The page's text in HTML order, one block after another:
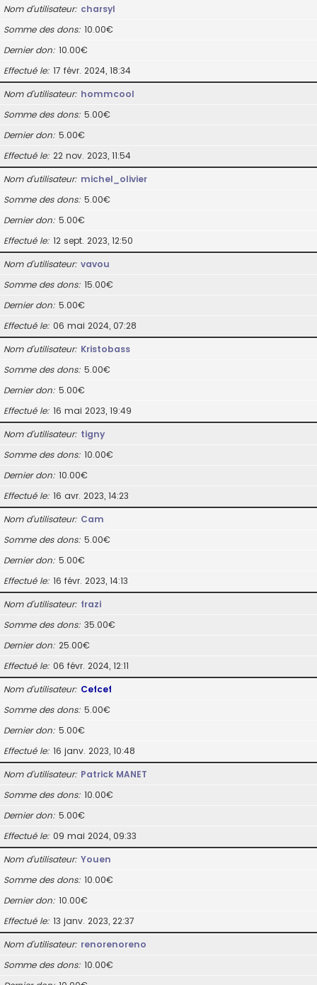
Nom d’utilisateur charsyl
Somme des dons 10.00€
Dernier don 10.00€
Effectué le 17 févr. 2024, 18:34
Nom d’utilisateur hommcool
Somme des dons 5.00€
Dernier don 5.00€
Effectué le 22 nov. 2023, 11:54
Nom d’utilisateur michel_olivier
Somme des dons 5.00€
Dernier don 5.00€
Effectué le 12 sept. 2023, 12:50
Nom d’utilisateur vavou
Somme des dons 15.00€
Dernier don 5.00€
Effectué le 06 mai 2024, 07:28
Nom d’utilisateur Kristobass
Somme des dons 5.00€
Dernier don 5.00€
Effectué le 16 mai 2023, 19:49
Nom d’utilisateur tigny
Somme des dons 10.00€
Dernier don 10.00€
Effectué le 16 avr. 2023, 14:23
Nom d’utilisateur Cam
Somme des dons 5.00€
Dernier don 5.00€
Effectué le 16 févr. 2023, 14:13
Nom d’utilisateur frazi
Somme des dons 35.00€
Dernier don 25.00€
Effectué le 06 févr. 2024, 12:11
Nom d’utilisateur Cefcef
Somme des dons 5.00€
Dernier don 5.00€
Effectué le 16 janv. 2023, 10:48
Nom d’utilisateur Patrick MANET
Somme des dons 10.00€
Dernier don 5.00€
Effectué le 09 mai 2024, 09:33
Nom d’utilisateur Youen
Somme des dons 10.00€
Dernier don 10.00€
Effectué le 13 janv. 2023, 22:37
Nom d’utilisateur renorenoreno
Somme des dons 10.00€